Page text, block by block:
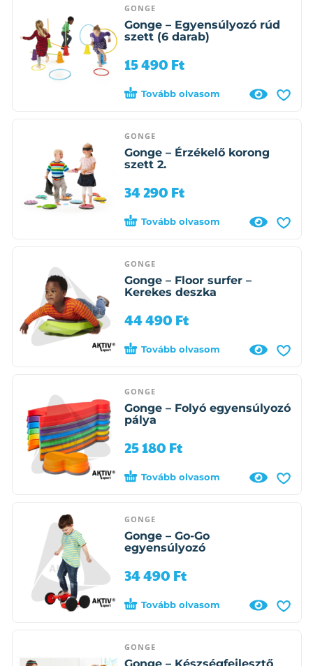
GONGE
Gonge – Egyensúlyozó rúd
szett (6 darab)
15 490 Ft
Tovább olvasom
GONGE
Gonge – Érzékelő korong
szett 2.
34 290 Ft
Tovább olvasom
GONGE
Gonge – Floor surfer –
Kerekes deszka
44 490 Ft
Tovább olvasom
GONGE
Gonge – Folyó egyensúlyozó
pálya
25 180 Ft
Tovább olvasom
GONGE
Gonge – Go-Go
egyensúlyozó
34 490 Ft
Tovább olvasom
GONGE